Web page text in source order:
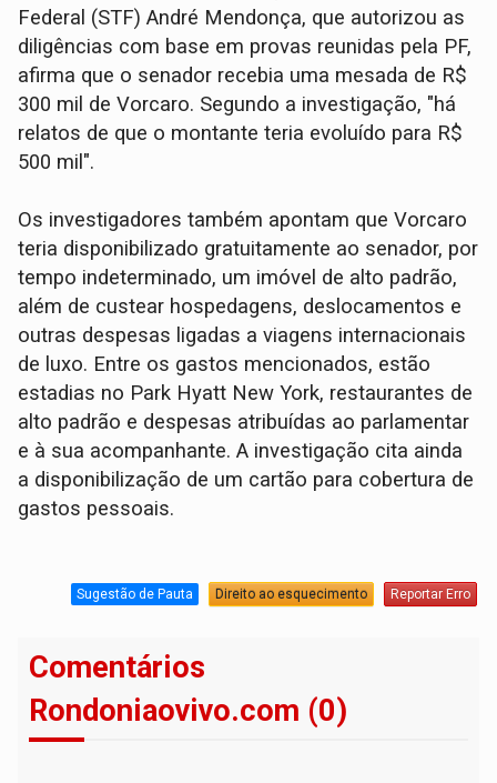
Federal (STF) André Mendonça, que autorizou as
diligências com base em provas reunidas pela PF,
afirma que o senador recebia uma mesada de R$
300 mil de Vorcaro. Segundo a investigação, "há
relatos de que o montante teria evoluído para R$
500 mil".
Os investigadores também apontam que Vorcaro
teria disponibilizado gratuitamente ao senador, por
tempo indeterminado, um imóvel de alto padrão,
além de custear hospedagens, deslocamentos e
outras despesas ligadas a viagens internacionais
de luxo. Entre os gastos mencionados, estão
estadias no Park Hyatt New York, restaurantes de
alto padrão e despesas atribuídas ao parlamentar
e à sua acompanhante. A investigação cita ainda
a disponibilização de um cartão para cobertura de
gastos pessoais.
Sugestão de Pauta Direito ao esquecimento Reportar Erro
Comentários
Rondoniaovivo.com (0)